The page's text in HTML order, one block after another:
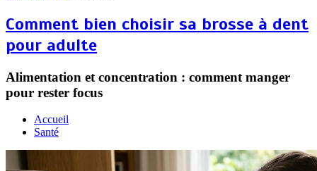
Comment bien choisir sa brosse à dent
pour adulte
Alimentation et concentration : comment manger
pour rester focus
Accueil
Santé